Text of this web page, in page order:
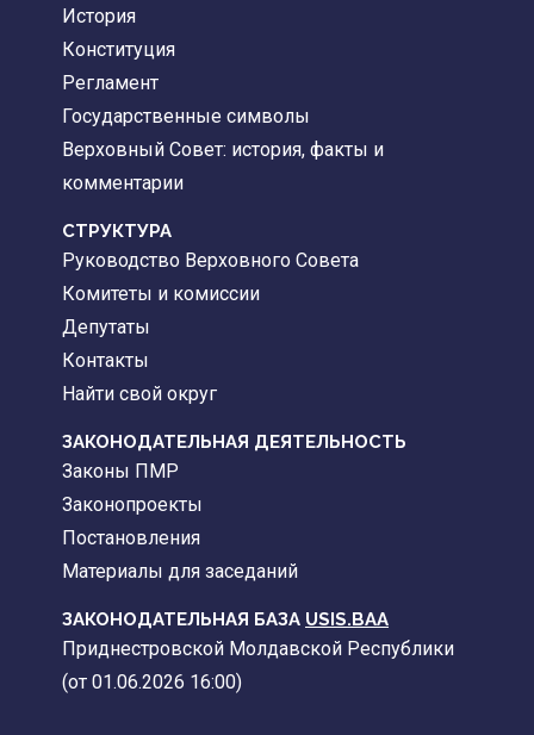
История
Конституция
Регламент
Государственные символы
Верховный Совет: история, факты и
комментарии
CТРУКТУРА
Руководство Верховного Совета
Комитеты и комиссии
Депутаты
Контакты
Найти свой округ
ЗАКОНОДАТЕЛЬНАЯ ДЕЯТЕЛЬНОСТЬ
Законы ПМР
Законопроекты
Постановления
Материалы для заседаний
ЗАКОНОДАТЕЛЬНАЯ БАЗА USIS.BAA
Приднестровской Молдавской Республики
(от 01.06.2026 16:00)